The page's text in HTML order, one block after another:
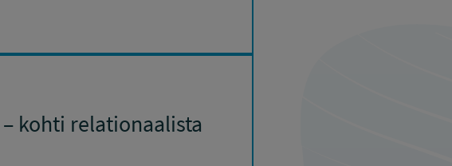
kohti relationaalista